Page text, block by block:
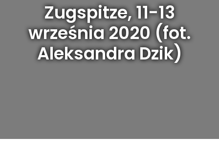
Zugspitze, 11-13
września 2020 (fot.
Aleksandra Dzik)